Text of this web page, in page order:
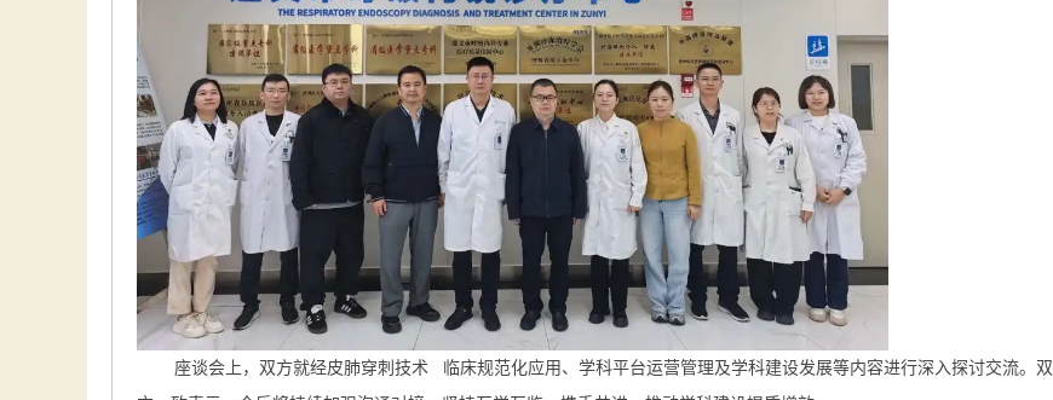
座谈会上，双方就经皮肺穿刺技术
临床规范化应用、学科平台运营管理及学科建设发展等内容进行深入探讨交流。双